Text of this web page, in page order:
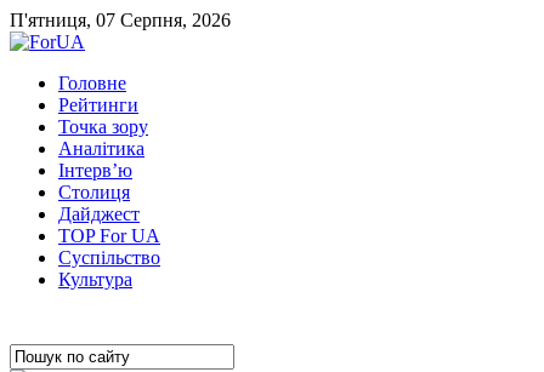
П'ятниця, 07 Серпня, 2026
Головне
Рейтинги
Точка зору
Аналітика
Інтерв’ю
Столиця
Дайджест
TOP For UA
Суспiльство
Культура